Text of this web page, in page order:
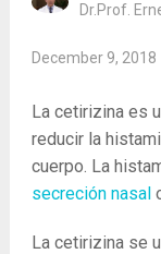
Dr.Prof.
December 9, 2018
La cetirizina es
reducir la
cuerpo. La
secreción nasal
La cetirizina se